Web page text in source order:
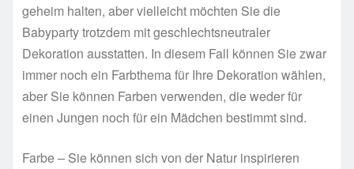
geheim halten, aber vielleicht möchten Sie die
Babyparty trotzdem mit geschlechtsneutraler
Dekoration ausstatten. In diesem Fall können Sie zwar
immer noch ein Farbthema für Ihre Dekoration wählen,
aber Sie können Farben verwenden, die weder für
einen Jungen noch für ein Mädchen bestimmt sind.
Farbe – Sie können sich von der Natur inspirieren